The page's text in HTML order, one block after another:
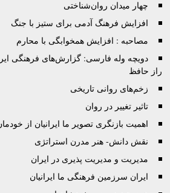
چهار میدان روان‌شناختی
افزایش فرهنگ آدمی برای ستیز با جنگ
مصاحبه : افزایش همخوابگی با محارم
دویچه وله فارسی: گزارش‌های فرهنگی
راز حافظ
زخم‌های روانی تاریخی
تاثیر تغییر در روان
اهمیت بازنگری تصویر ما ایرانیان از
نقش دانش- هنر مدرن استراتژی
مدیریت و مدیریت پذیری در ایران
ایران سرزمین فرهنگی ما ایرانیان